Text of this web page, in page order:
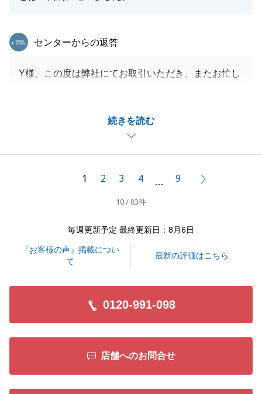
続きを読む
東急リバブル
センターからの返答
Y様、この度は弊社にてお取引いただき、またお忙し
お褒めのお言葉もいただき、大変嬉しく思います。
Y様のお力添えのおかげで無事トラブルなくお取引を
終えることができました。
重ねてこの度はお取引いただき誠にありがとうござい
1 2 3 4 … 9
10 / 83件
毎週更新予定 最終更新日：8月6日
『お客様の声』掲載につい
て
最新の評価はこちら
0120-991-098
店舗へのお問合せ